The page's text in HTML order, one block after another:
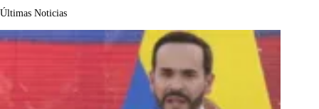
Últimas Noticias